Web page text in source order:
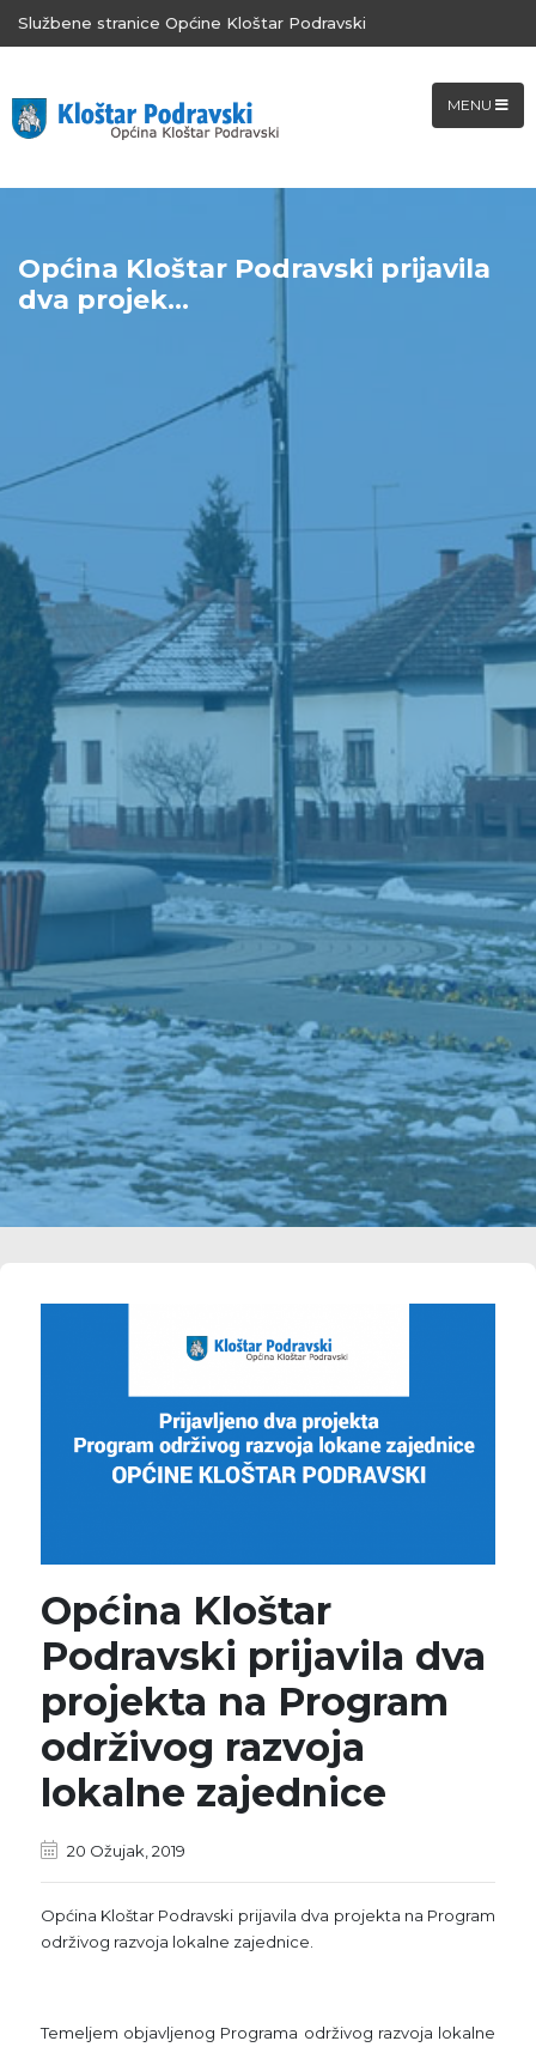
Službene stranice Općine Kloštar Podravski
MENU
Općina Kloštar Podravski prijavila
dva projek...
Općina Kloštar
Podravski prijavila dva
projekta na Program
održivog razvoja
lokalne zajednice
20 Ožujak, 2019
Općina Kloštar Podravski prijavila dva projekta na Program
održivog razvoja lokalne zajednice.
Temeljem objavljenog Programa održivog razvoja lokalne